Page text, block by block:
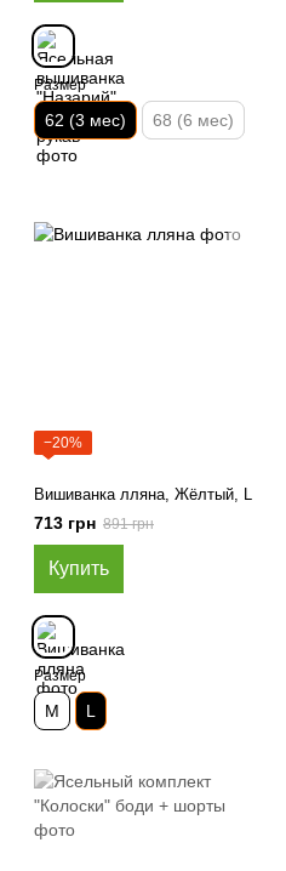
Размер
62 (3 мес) 68 (6 мес)
−20%
Вишиванка лляна, Жёлтый, L
713 грн 891 грн
Купить
Размер
M L